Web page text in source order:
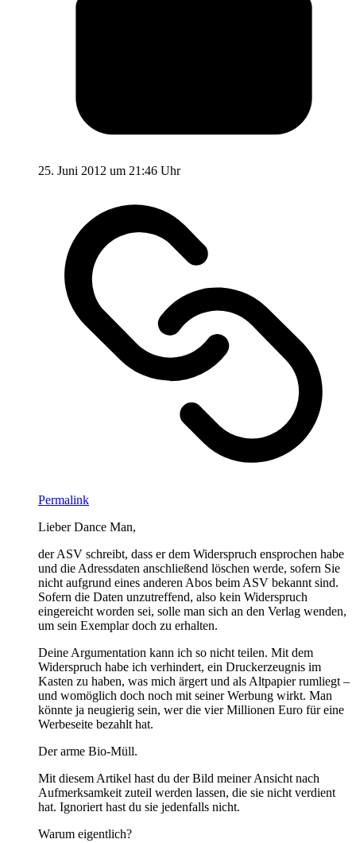
25. Juni 2012 um 21:46 Uhr
Permalink
Lieber Dance Man,
der ASV schreibt, dass er dem Widerspruch ensprochen habe
und die Adressdaten anschließend löschen werde, sofern Sie
nicht aufgrund eines anderen Abos beim ASV bekannt sind.
Sofern die Daten unzutreffend, also kein Widerspruch
eingereicht worden sei, solle man sich an den Verlag wenden,
um sein Exemplar doch zu erhalten.
Deine Argumentation kann ich so nicht teilen. Mit dem
Widerspruch habe ich verhindert, ein Druckerzeugnis im
Kasten zu haben, was mich ärgert und als Altpapier rumliegt –
und womöglich doch noch mit seiner Werbung wirkt. Man
könnte ja neugierig sein, wer die vier Millionen Euro für eine
Werbeseite bezahlt hat.
Der arme Bio-Müll.
Mit diesem Artikel hast du der Bild meiner Ansicht nach
Aufmerksamkeit zuteil werden lassen, die sie nicht verdient
hat. Ignoriert hast du sie jedenfalls nicht.
Warum eigentlich?